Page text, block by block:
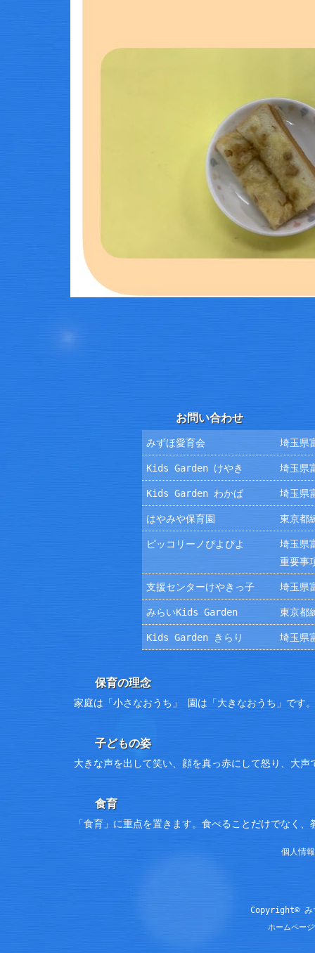
お問い合わせ
みずほ愛育会 埼玉県
Kids Garden けやき 埼玉県
Kids Garden わかば 埼玉県
はやみや保育園 東京都
ピッコリーノぴよぴよ
埼玉県
重要事
支援センターけやきっ子 埼玉県
みらいKids Garden 東京都
Kids Garden きらり 埼玉県
保育の理念
家庭は「小さなおうち」 園は「大きなおうち」です
子どもの姿
大きな声を出して笑い、顔を真っ赤にして怒り、大
食育
「食育」に重点を置きます。食べることだけでなく
個人情
Copyright© み
ホームペー